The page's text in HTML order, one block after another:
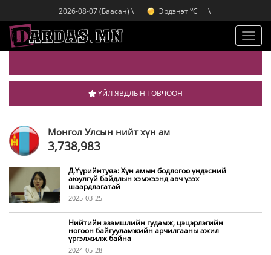
2026-08-07 (Баасан) \ Эрдэнэт oC
Улаанбаатар C
\
ҮЙЛ ЯВДЛЫН ТОВЧООН
Монгол Улсын нийт хүн ам
3,738,983
Д.Үүрийнтуяа: Хүн амын бодлогоо үндэсний
аюулгүй байдлын хэмжээнд авч үзэх
шаардлагатай
2025-03-25
Нийтийн эзэмшлийн гудамж, цэцэрлэгийн
ногоон байгууламжийн арчилгааны ажил
үргэлжилж байна
2024-05-28